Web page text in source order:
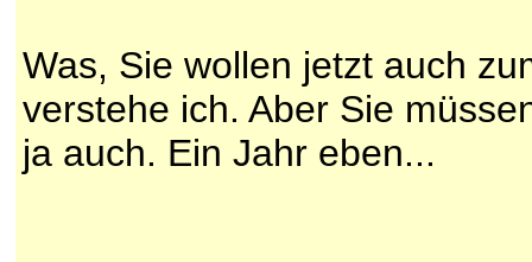
Was, Sie wollen jetzt auch
verstehe ich. Aber Sie
ja auch. Ein Jahr eben...